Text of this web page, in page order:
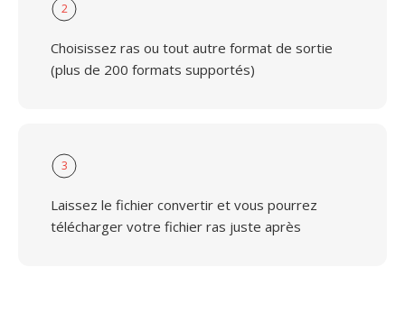
2
Choisissez ras ou tout autre format de sortie
(plus de 200 formats supportés)
3
Laissez le fichier convertir et vous pourrez
télécharger votre fichier ras juste après